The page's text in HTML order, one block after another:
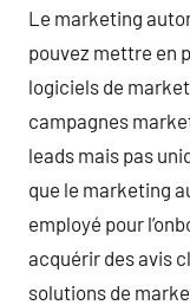
Le marketing
pouvez mettre en
logiciels de
campagnes
leads mais pas
que le marketing
employé pour
acquérir des avis
solutions de